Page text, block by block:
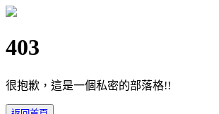
403
很抱歉，這是一個私密的部落格!!